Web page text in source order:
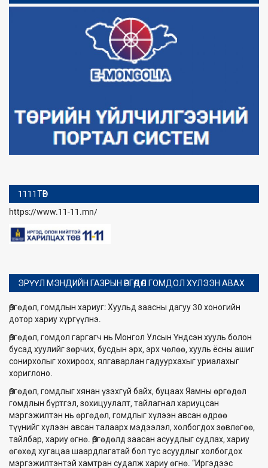
1111ТӨВ
https://www.11-11.mn/
ЭРҮҮЛ МЭНДИЙН ГАЗРЫН ӨРГӨДӨЛ ГОМДОЛ ХҮЛЭЭН АВАХ
Өргөдөл, гомдлын хариуг: Хуульд заасны дагуу 30 хоногийн
дотор хариу хүргүүлнэ.
Өргөдөл, гомдол гаргагч нь Монгол Улсын Үндсэн хууль болон
бусад хуулийг зөрчих, бусдын эрх, эрх чөлөө, хууль ёсны ашиг
сонирхолыг хохироох, ялгаварлан гадуурхахыг уриалахыг
хориглоно.
Өргөдөл, гомдлыг хянан үзэхгүй байх, буцаах Яамны өргөдөл
гомдлын бүртгэл, зохицуулалт, тайлагнал хариуцсан
мэргэжилтэн нь өргөдөл, гомдлыг хүлээн авсан өдрөө
түүнийг хүлээн авсан талаарх мэдээлэл, холбогдох зөвлөгөө,
тайлбар, хариу өгнө. Өргөдөлд заасан асуудлыг судлах, хариу
өгөхөд хугацаа шаардлагатай бол тус асуудлыг холбогдох
мэргэжилтэнтэй хамтран судалж хариу өгнө. “Иргэдээс